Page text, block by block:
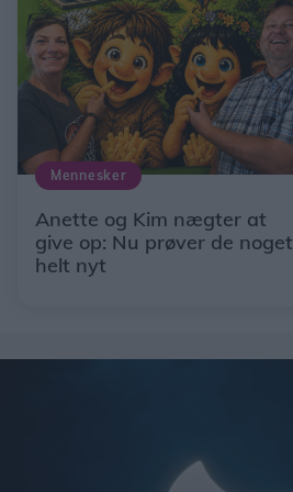
Mennesker
Anette og Kim nægter at
give op: Nu prøver de noget
helt nyt